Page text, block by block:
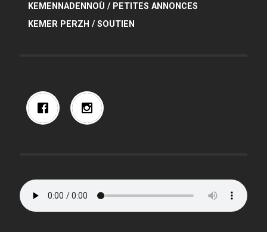
KEMENNADENNOÙ / PETITES ANNONCES
KEMER PERZH / SOUTIEN